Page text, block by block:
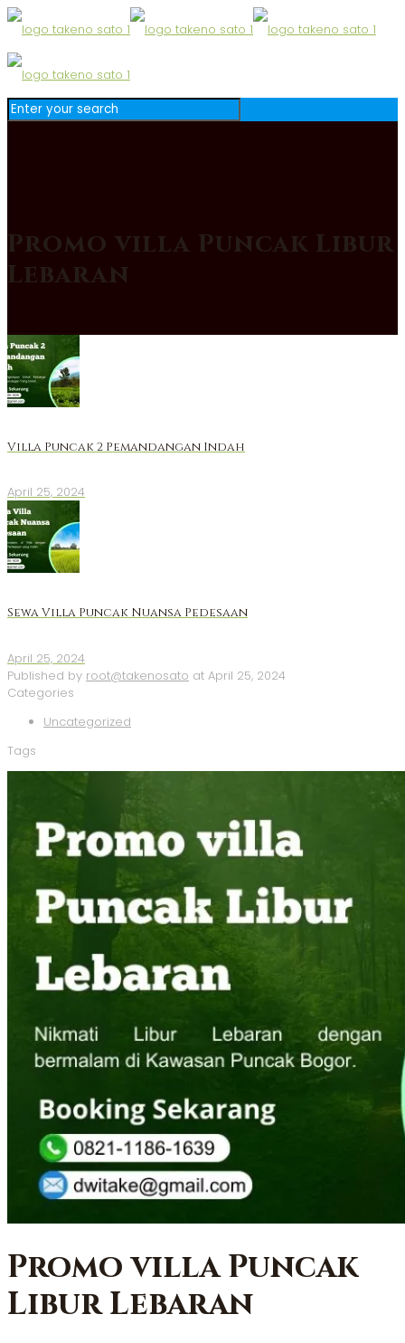
Promo villa Puncak Libur
Lebaran
Villa Puncak 2 Pemandangan Indah
April 25, 2024
Sewa Villa Puncak Nuansa Pedesaan
April 25, 2024
Published by root@takenosato at April 25, 2024
Categories
Uncategorized
Tags
Promo villa Puncak
Libur Lebaran